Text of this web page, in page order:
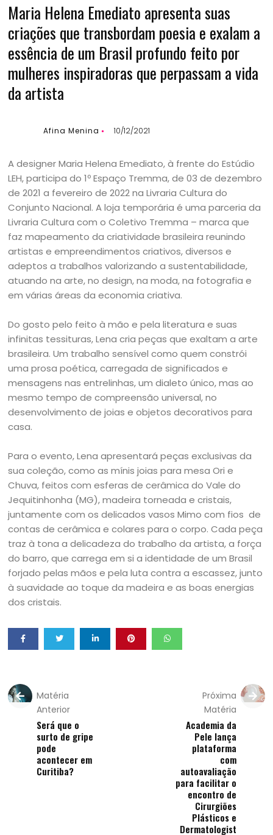
Maria Helena Emediato apresenta suas
criações que transbordam poesia e exalam a
essência de um Brasil profundo feito por
mulheres inspiradoras que perpassam a vida
da artista
Afina Menina 10/12/2021
A designer Maria Helena Emediato, à frente do Estúdio
LEH, participa do 1º Espaço Tremma, de 03 de dezembro
de 2021 a fevereiro de 2022 na Livraria Cultura do
Conjunto Nacional. A loja temporária é uma parceria da
Livraria Cultura com o Coletivo Tremma – marca que
faz mapeamento da criatividade brasileira reunindo
artistas e empreendimentos criativos, diversos e
adeptos a trabalhos valorizando a sustentabilidade,
atuando na arte, no design, na moda, na fotografia e
em várias áreas da economia criativa.
Do gosto pelo feito à mão e pela literatura e suas
infinitas tessituras, Lena cria peças que exaltam a arte
brasileira. Um trabalho sensível como quem constrói
uma prosa poética, carregada de significados e
mensagens nas entrelinhas, um dialeto único, mas ao
mesmo tempo de compreensão universal, no
desenvolvimento de joias e objetos decorativos para
casa.
Para o evento, Lena apresentará peças exclusivas da
sua coleção, como as mínis joias para mesa Ori e
Chuva, feitos com esferas de cerâmica do Vale do
Jequitinhonha (MG), madeira torneada e cristais,
juntamente com os delicados vasos Mimo com fios de
contas de cerâmica e colares para o corpo. Cada peça
traz à tona a delicadeza do trabalho da artista, a força
do barro, que carrega em si a identidade de um Brasil
forjado pelas mãos e pela luta contra a escassez, junto
à suavidade ao toque da madeira e as boas energias
dos cristais.
Matéria
Anterior
Será que o
surto de gripe
pode
acontecer em
Curitiba?
Próxima
Matéria
Academia da
Pele lança
plataforma
com
autoavaliação
para facilitar o
encontro de
Cirurgiões
Plásticos e
Dermatologist